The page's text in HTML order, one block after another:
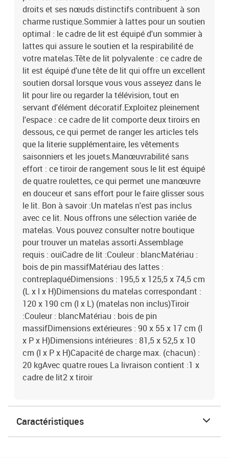
droits et ses nœuds distinctifs contribuent à son
charme rustique.Sommier à lattes pour un soutien
optimal : le cadre de lit est équipé d'un sommier à
lattes qui assure le soutien et la respirabilité de
votre matelas.Tête de lit polyvalente : ce cadre de
lit est équipé d'une tête de lit qui offre un excellent
soutien dorsal lorsque vous vous asseyez dans le
lit pour lire ou regarder la télévision, tout en
servant d'élément décoratif.Exploitez pleinement
l'espace : ce cadre de lit comporte deux tiroirs en
dessous, ce qui permet de ranger les articles tels
que la literie supplémentaire, les vêtements
saisonniers et les jouets.Manœuvrabilité sans
effort : ce tiroir de rangement sous le lit est équipé
de quatre roulettes, ce qui permet une manœuvre
en douceur et sans effort pour le faire glisser sous
le lit. Bon à savoir :Un matelas n'est pas inclus
avec ce lit. Nous offrons une sélection variée de
matelas. Vous pouvez consulter notre boutique
pour trouver un matelas assorti.Assemblage
requis : ouiCadre de lit :Couleur : blancMatériau :
bois de pin massifMatériau des lattes :
contreplaquéDimensions : 195,5 x 125,5 x 74,5 cm
(L x l x H)Dimensions du matelas correspondant :
120 x 190 cm (l x L) (matelas non inclus)Tiroir
:Couleur : blancMatériau : bois de pin
massifDimensions extérieures : 90 x 55 x 17 cm (l
x P x H)Dimensions intérieures : 81,5 x 52,5 x 10
cm (l x P x H)Capacité de charge max. (chacun) :
20 kgAvec quatre roues La livraison contient :1 x
cadre de lit2 x tiroir
Caractéristiques